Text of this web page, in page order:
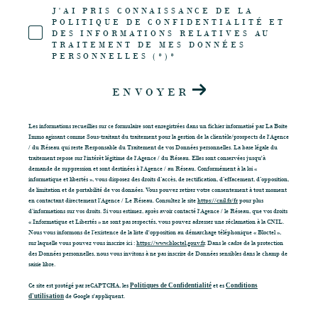
J'AI PRIS CONNAISSANCE DE LA
POLITIQUE DE CONFIDENTIALITÉ ET
DES INFORMATIONS RELATIVES AU
TRAITEMENT DE MES DONNÉES
PERSONNELLES (*)*
ENVOYER
Les informations recueillies sur ce formulaire sont enregistrées dans un fichier informatisé par La Boite
Immo agissant comme Sous-traitant du traitement pour la gestion de la clientèle/prospects de l'Agence
/ du Réseau qui reste Responsable du Traitement de vos Données personnelles. La base légale du
traitement repose sur l'intérêt légitime de l'Agence / du Réseau. Elles sont conservées jusqu'à
demande de suppression et sont destinées à l'Agence / au Réseau. Conformément à la loi «
informatique et libertés », vous disposez des droits d’accès, de rectification, d’effacement, d’opposition,
de limitation et de portabilité de vos données. Vous pouvez retirer votre consentement à tout moment
en contactant directement l’Agence / Le Réseau. Consultez le sitehttps://cnil.fr/frpour plus
d’informations sur vos droits. Si vous estimez, après avoir contacté l'Agence / le Réseau, que vos droits
« Informatique et Libertés » ne sont pas respectés, vous pouvez adresser une réclamation à la CNIL.
Nous vous informons de l’existence de la liste d'opposition au démarchage téléphonique « Bloctel »,
sur laquelle vous pouvez vous inscrire ici :https://www.bloctel.gouv.fr. Dans le cadre de la protection
des Données personnelles, nous vous invitons à ne pas inscrire de Données sensibles dans le champ de
saisie libre.
Ce site est protégé par reCAPTCHA, les Politiques de Confidentialité et es Conditions
d'utilisation de Google s'appliquent.